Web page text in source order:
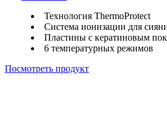
Технология ThermoProtect
Система ионизации для
Пластины с кератиновым
6 температурных режимов
Посмотреть продукт